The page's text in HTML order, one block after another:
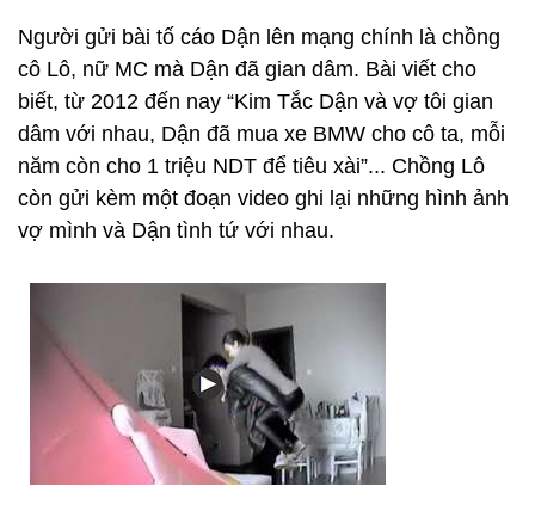
Người gửi bài tố cáo Dận lên mạng chính là chồng
cô Lô, nữ MC mà Dận đã gian dâm. Bài viết cho
biết, từ 2012 đến nay “Kim Tắc Dận và vợ tôi gian
dâm với nhau, Dận đã mua xe BMW cho cô ta, mỗi
năm còn cho 1 triệu NDT để tiêu xài”... Chồng Lô
còn gửi kèm một đoạn video ghi lại những hình ảnh
vợ mình và Dận tình tứ với nhau.